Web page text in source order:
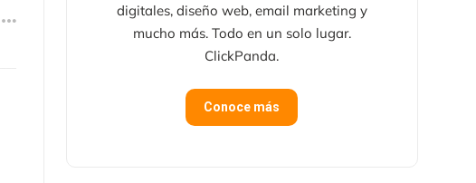
digitales, diseño web, email marketing y
mucho más. Todo en un solo lugar.
ClickPanda.
Conoce más